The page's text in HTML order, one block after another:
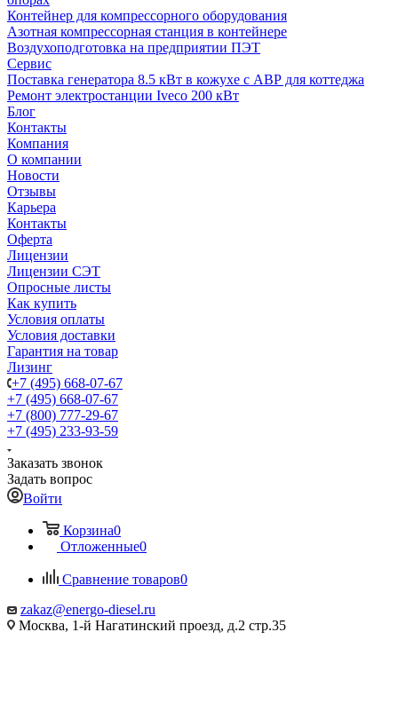
Контейнер для компрессорного оборудования
Азотная компрессорная станция в контейнере
Воздухоподготовка на предприятии ПЭТ
Сервис
Поставка генератора 8.5 кВт в кожухе с АВР для коттеджа
Ремонт электростанции Iveco 200 кВт
Блог
Контакты
Компания
О компании
Новости
Отзывы
Карьера
Контакты
Оферта
Лицензии
Лицензии СЭТ
Опросные листы
Как купить
Условия оплаты
Условия доставки
Гарантия на товар
Лизинг
+7 (495) 668-07-67
+7 (495) 668-07-67
+7 (800) 777-29-67
+7 (495) 233-93-59
Заказать звонок
Задать вопрос
Войти
Корзина0
Отложенные0
Сравнение товаров0
zakaz@energo-diesel.ru
Москва, 1-й Нагатинский проезд, д.2 стр.35